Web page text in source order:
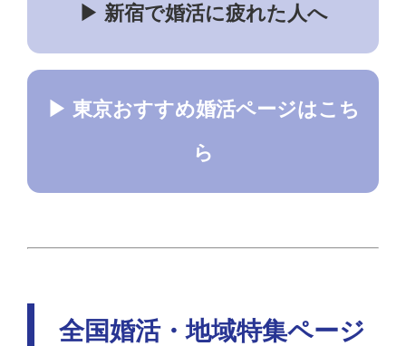
▶ 新宿で婚活に疲れた人へ
▶ 東京おすすめ婚活ページはこち
ら
全国婚活・地域特集ページ